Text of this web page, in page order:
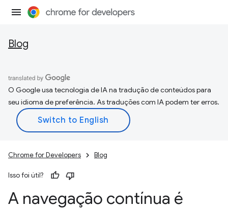
Blog
O Google usa tecnologia de IA na tradução de conteúdos para
seu idioma de preferência. As traduções com IA podem ter erros.
Chrome for Developers Blog
Isso foi útil?
A navegação contínua é